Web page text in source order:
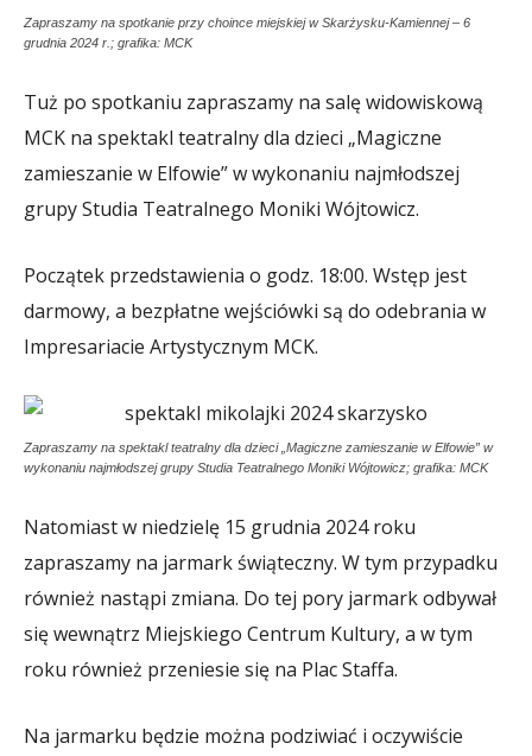
Zapraszamy na spotkanie przy choince miejskiej w Skarżysku-Kamiennej – 6
grudnia 2024 r.; grafika: MCK
Tuż po spotkaniu zapraszamy na salę widowiskową
MCK na spektakl teatralny dla dzieci „Magiczne
zamieszanie w Elfowie” w wykonaniu najmłodszej
grupy Studia Teatralnego Moniki Wójtowicz.
Początek przedstawienia o godz. 18:00. Wstęp jest
darmowy, a bezpłatne wejściówki są do odebrania w
Impresariacie Artystycznym MCK.
Zapraszamy na spektakl teatralny dla dzieci „Magiczne zamieszanie w Elfowie” w
wykonaniu najmłodszej grupy Studia Teatralnego Moniki Wójtowicz; grafika: MCK
Natomiast w niedzielę 15 grudnia 2024 roku
zapraszamy na jarmark świąteczny. W tym przypadku
również nastąpi zmiana. Do tej pory jarmark odbywał
się wewnątrz Miejskiego Centrum Kultury, a w tym
roku również przeniesie się na Plac Staffa.
Na jarmarku będzie można podziwiać i oczywiście